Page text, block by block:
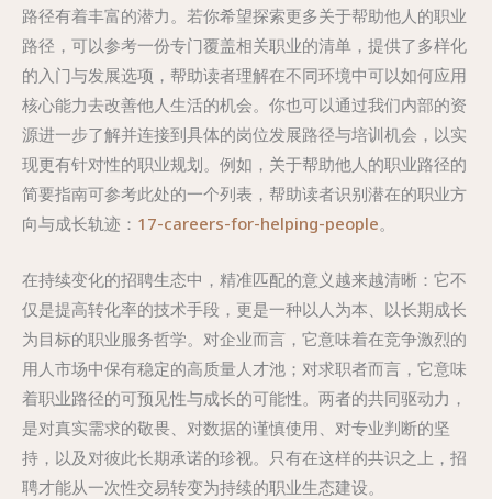
路径有着丰富的潜力。若你希望探索更多关于帮助他人的职业
路径，可以参考一份专门覆盖相关职业的清单，提供了多样化
的入门与发展选项，帮助读者理解在不同环境中可以如何应用
核心能力去改善他人生活的机会。你也可以通过我们内部的资
源进一步了解并连接到具体的岗位发展路径与培训机会，以实
现更有针对性的职业规划。例如，关于帮助他人的职业路径的
简要指南可参考此处的一个列表，帮助读者识别潜在的职业方
向与成长轨迹： 17-careers-for-helping-people。
在持续变化的招聘生态中，精准匹配的意义越来越清晰：它不
仅是提高转化率的技术手段，更是一种以人为本、以长期成长
为目标的职业服务哲学。对企业而言，它意味着在竞争激烈的
用人市场中保有稳定的高质量人才池；对求职者而言，它意味
着职业路径的可预见性与成长的可能性。两者的共同驱动力，
是对真实需求的敬畏、对数据的谨慎使用、对专业判断的坚
持，以及对彼此长期承诺的珍视。只有在这样的共识之上，招
聘才能从一次性交易转变为持续的职业生态建设。